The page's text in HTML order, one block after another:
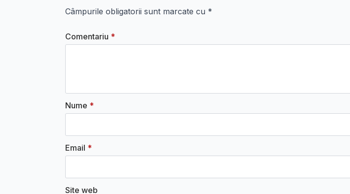
Câmpurile obligatorii sunt marcate cu *
Comentariu *
Nume *
Email *
Site web